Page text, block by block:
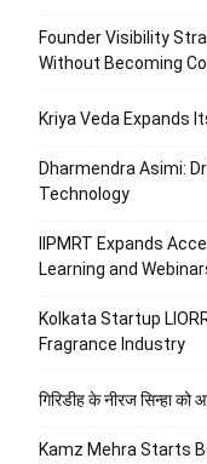
Founder Visibility
Without Becoming
Kriya Veda Expands
Dharmendra Asimi:
Technology
IIPMRT Expands
Learning and
Kolkata Startup
Fragrance Industry
गिरिडीह के नीरज सिन्हा को
Kamz Mehra Starts